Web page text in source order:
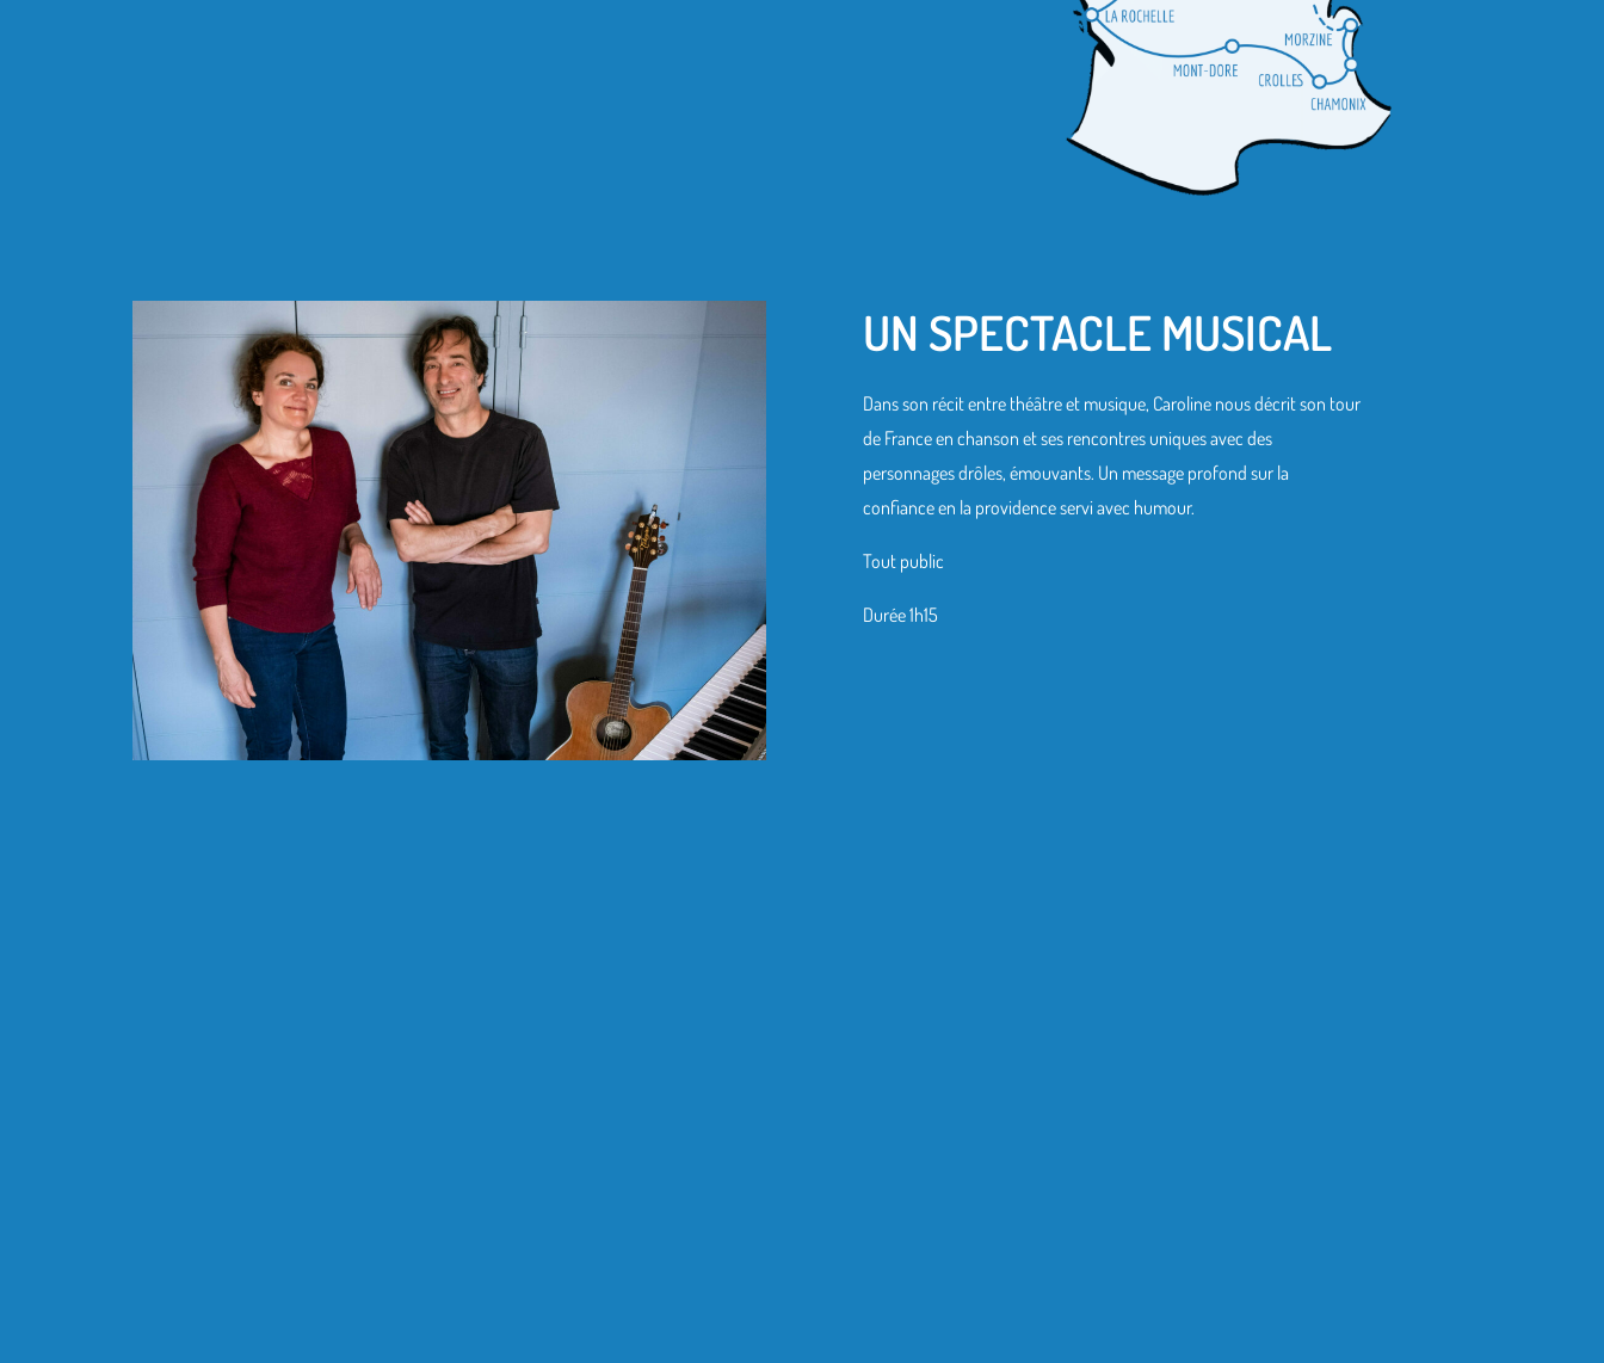
UN SPECTACLE MUSICAL
Dans son récit entre théâtre et musique, Caroline nous décrit son tour
de France en chanson et ses rencontres uniques avec des
personnages drôles, émouvants. Un message profond sur la
confiance en la providence servi avec humour.
Tout public
Durée 1h15